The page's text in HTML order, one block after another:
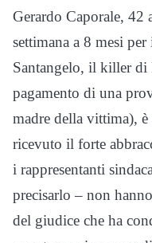
Gerardo Caporale, 42
settimana a 8 mesi
Santangelo, il killer
pagamento di una
madre della vittima),
ricevuto il forte
i rappresentanti
precisarlo – non
del giudice che ha